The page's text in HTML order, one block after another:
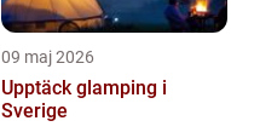
09 maj 2026
Upptäck glamping i
Sverige